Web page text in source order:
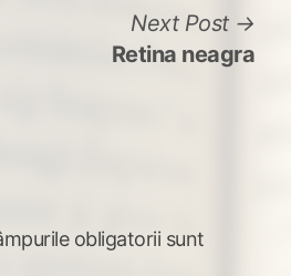
Next Post
post:
Retina neagra
obligatorii sunt